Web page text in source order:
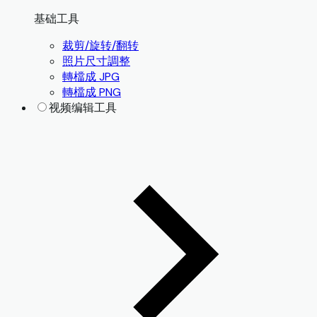
基础工具
裁剪/旋转/翻转
照片尺寸調整
轉檔成 JPG
轉檔成 PNG
视频编辑工具